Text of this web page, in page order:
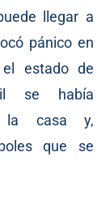
llegar a
pánico en
estado de
se había
la casa y,
que se